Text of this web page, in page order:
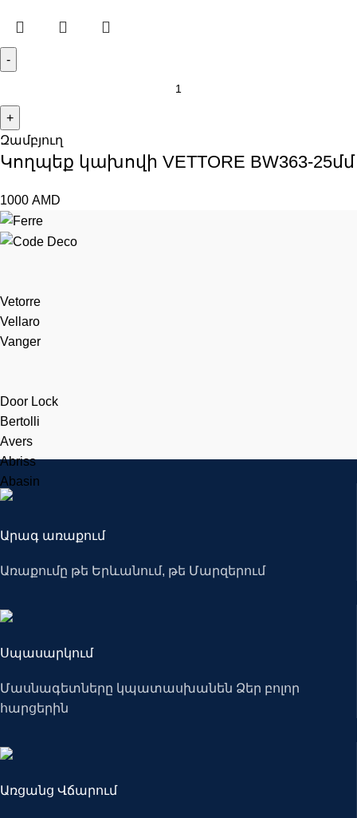
Զամբյուղ
Կողպեք կախովի VЕTTORE BW363-25մմ
1000 AMD
Vetorre
Vellaro
Vanger
Door Lock
Bertolli
Avers
Abriss
Abasin
Արագ առաքում
Առաքումը թե Երևանում, թե Մարզերում
Սպասարկում
Մասնագետները կպատասխանեն Ձեր բոլոր
հարցերին
Առցանց Վճարում